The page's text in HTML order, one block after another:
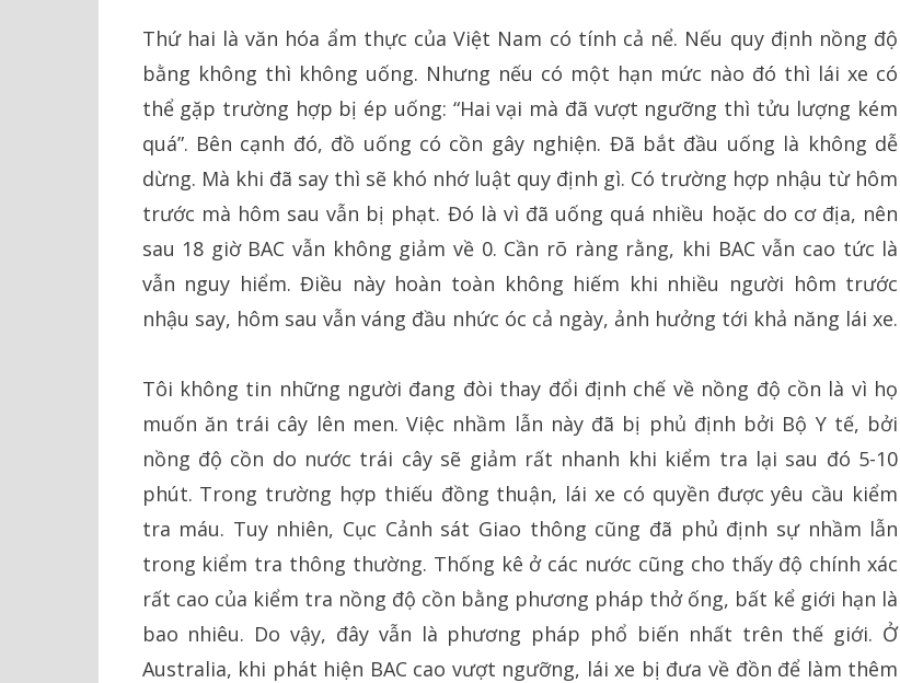
Thứ hai là văn hóa ẩm thực của Việt Nam có tính cả nể. Nếu quy định nồng độ
bằng không thì không uống. Nhưng nếu có một hạn mức nào đó thì lái xe có
thể gặp trường hợp bị ép uống: “Hai vại mà đã vượt ngưỡng thì tửu lượng kém
quá”. Bên cạnh đó, đồ uống có cồn gây nghiện. Đã bắt đầu uống là không dễ
dừng. Mà khi đã say thì sẽ khó nhớ luật quy định gì. Có trường hợp nhậu từ hôm
trước mà hôm sau vẫn bị phạt. Đó là vì đã uống quá nhiều hoặc do cơ địa, nên
sau 18 giờ BAC vẫn không giảm về 0. Cần rõ ràng rằng, khi BAC vẫn cao tức là
vẫn nguy hiểm. Điều này hoàn toàn không hiếm khi nhiều người hôm trước
nhậu say, hôm sau vẫn váng đầu nhức óc cả ngày, ảnh hưởng tới khả năng lái xe.
Tôi không tin những người đang đòi thay đổi định chế về nồng độ cồn là vì họ
muốn ăn trái cây lên men. Việc nhầm lẫn này đã bị phủ định bởi Bộ Y tế, bởi
nồng độ cồn do nước trái cây sẽ giảm rất nhanh khi kiểm tra lại sau đó 5-10
phút. Trong trường hợp thiếu đồng thuận, lái xe có quyền được yêu cầu kiểm
tra máu. Tuy nhiên, Cục Cảnh sát Giao thông cũng đã phủ định sự nhầm lẫn
trong kiểm tra thông thường. Thống kê ở các nước cũng cho thấy độ chính xác
rất cao của kiểm tra nồng độ cồn bằng phương pháp thở ống, bất kể giới hạn là
bao nhiêu. Do vậy, đây vẫn là phương pháp phổ biến nhất trên thế giới. Ở
Australia, khi phát hiện BAC cao vượt ngưỡng, lái xe bị đưa về đồn để làm thêm